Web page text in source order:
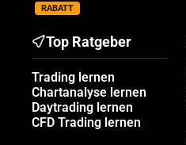
RABATT
Top Ratgeber
Trading lernen
Chartanalyse lernen
Daytrading lernen
CFD Trading lernen